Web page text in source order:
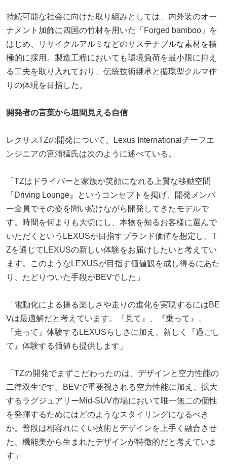
持続可能な社会に向けた取り組みとしては、内外装のオー
ナメント加飾に四国の竹材を用いた「Forged bamboo」を
はじめ、リサイクルアルミなどのサステナブルな素材を積
極的に採用。製造工程においても環境負荷を最小限に抑え
る工夫を取り入れており、伝統技術継承と循環型クルマ作
りの体現を目指した。
開発者の言葉から垣間見える自信
レクサスTZの開発について、Lexus Internationalチーフエ
ンジニアの宮浦猛氏は次のように述べている。
「TZはドライバーと家族が笑顔になれる上質な移動空間
『Driving Lounge』というコンセプトを掲げ、開発メンバ
ー全員でその姿を問い続けながら開発してきたモデルで
す。時間を何よりも大切にし、本物を知るお客様に選んで
いただくというLEXUSが目指すブランド価値を想定し、T
Zを通じてLEXUSの新しい体験をお届けしたいと考えてい
ます。このようなLEXUSが目指す価値観を成し得るにあた
り、たどりついた手段がBEVでした」
「電動化による操る楽しさや走りの進化を実現するにはBE
Vは最適解だと考えています。『見て』、『乗って』、
『走って』体験するLEXUSらしさに加え、新しく『過ごし
て』体験する価値も提供します」
「TZの開発でまずこだわったのは、デザインと空力性能の
二律双生です。BEVで重要視される空力性能に加え、拡大
するラグジュアリーMid-SUV市場において唯一無二の個性
を発揮するためにはどのようなスタイリングになるべき
か。普段は相容れにくい技術とデザインを上手く融合させ
た、機能美から生まれたデザインが特徴的だと考えていま
す」